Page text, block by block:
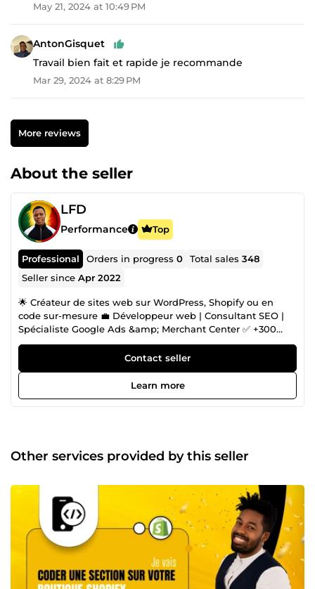
May 21, 2024 at 10:49 PM
AntonGisquet
Travail bien fait et rapide je recommande
Mar 29, 2024 at 8:29 PM
More reviews
About the seller
LFD
Performance Top
Professional Orders in progress0 Total sales348
Seller sinceApr 2022
🌟 Créateur de sites web sur WordPress, Shopify ou en
code sur-mesure 💼 Développeur web | Consultant SEO |
Spécialiste Google Ads &amp; Merchant Center ✅ +300
clients satisfaits | 8 ans d’expérience 🛠️ Sites vitrines, e-
commerce, blogs, réservations, portfolios, etc. 🧩 Spécialiste
du développement de sections personnalisées sur Shopify
🎯 Design pro, performance, solutions sur mesure 📈
Stratégies SEO puissantes pour booster votre visibilité 🚀
Parlons-en sur ComeUp ! 👉 Cliquez sur &quot;Contacter le
vendeur&quot; pour démarrer. NB : Pour certains services
votre site, par exemple sur Shopify, ou d’effectuer une
sauvegarde via une extension WordPress, ou encore sur
une autre plateforme. Cette procédure permet de garantir
la sécurité de votre site principal et d'éviter tout risque de
dommage, car j’en suis responsable durant l’intervention.
Si vous constatez cette duplication ou sauvegarde, sachez
que cela est fait uniquement dans votre intérêt et non
pour conserver votre site. C’est une recommandation
Contact seller
Learn more
Other services provided by this seller